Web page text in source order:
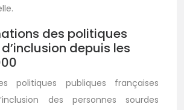
des politiques
depuis les
politiques publiques françaises
des personnes sourdes